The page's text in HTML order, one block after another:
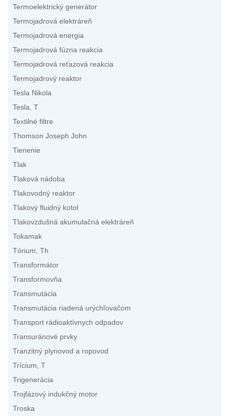
Termoelektrický generátor
Termojadrová elektráreň
Termojadrová energia
Termojadrová fúzna reakcia
Termojadrová reťazová reakcia
Termojadrový reaktor
Tesla Nikola
Tesla, T
Textilné filtre
Thomson Joseph John
Tienenie
Tlak
Tlaková nádoba
Tlakovodný reaktor
Tlakový fluidný kotol
Tlakovzdušná akumulačná elektráreň
Tokamak
Tórium, Th
Transformátor
Transformovňa
Transmutácia
Transmutácia riadená urýchľovačom
Transport rádioaktívnych odpadov
Transuránové prvky
Tranzitný plynovod a ropovod
Trícium, T
Trigenerácia
Trojfázový indukčný motor
Troska